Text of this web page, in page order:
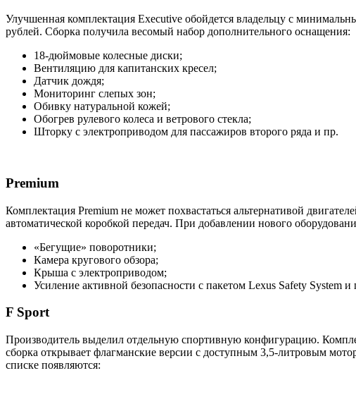
Улучшенная комплектация Executive обойдется владельцу с
рублей. Сборка получила весомый набор дополнительного оснащения:
18-дюймовые колесные диски;
Вентиляцию для капитанских кресел;
Датчик дождя;
Мониторинг слепых зон;
Обивку натуральной кожей;
Обогрев рулевого колеса и ветрового стекла;
Шторку с электроприводом для пассажиров второго ряда и пр.
Premium
Комплектация Premium не может похвастаться альтернативой
автоматической коробкой передач. При добавлении нового
«Бегущие» поворотники;
Камера кругового обзора;
Крыша с электроприводом;
Усиление активной безопасности с пакетом Lexus Safety System и
F Sport
Производитель выделил отдельную спортивную конфигурацию.
сборка открывает флагманские версии с доступным 3,5-литровым
списке появляются: